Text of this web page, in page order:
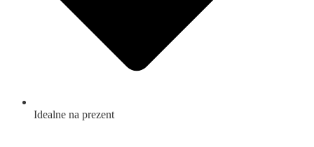
Idealne na prezent